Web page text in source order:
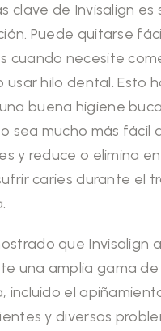
clave de Invisalign es
Puede quitarse
cuando necesite
usar hilo dental. Esto
buena higiene
sea mucho más fácil
y reduce o elimina
caries durante el
que Invisalign
una amplia gama
incluido el
y diversos